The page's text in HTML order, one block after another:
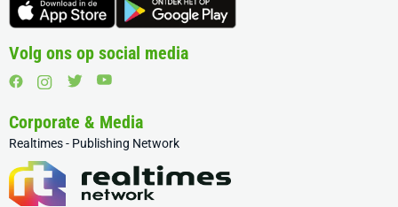
Volg ons op social media
Corporate & Media
Realtimes - Publishing Network